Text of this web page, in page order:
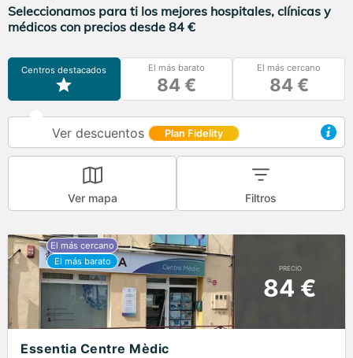
Seleccionamos para ti los mejores hospitales, clínicas y
médicos con precios desde 84 €
Centros destacados El más barato
84 €
El más cercano
84 €
Ver descuentos Plan Fidelity
Ver mapa Filtros
PRECIO
84 €
Essentia Centre Mèdic